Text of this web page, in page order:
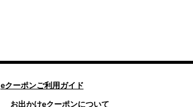
eクーポンご利用ガイド
お出かけeクーポンについて